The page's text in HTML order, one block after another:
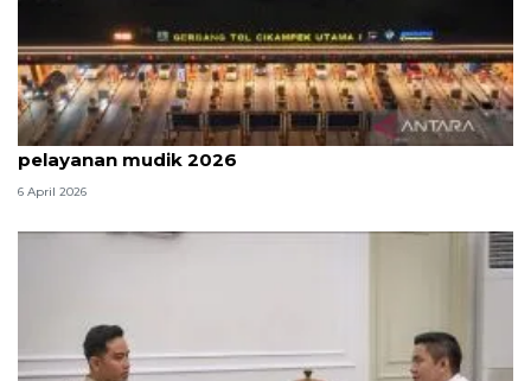
Survei: 88,8 persen responden puas dengan
pelayanan mudik 2026
6 April 2026